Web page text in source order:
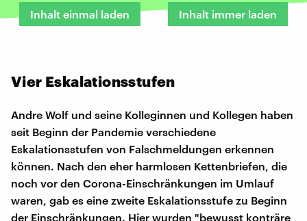
Inhalt einmal laden Inhalt immer laden
Vier Eskalationsstufen
Andre Wolf und seine Kolleginnen und Kollegen haben
seit Beginn der Pandemie verschiedene
Eskalationsstufen von Falschmeldungen erkennen
können. Nach den eher harmlosen Kettenbriefen, die
noch vor den Corona-Einschränkungen im Umlauf
waren, gab es eine zweite Eskalationsstufe zu Beginn
der Einschränkungen. Hier wurden "bewusst konträre